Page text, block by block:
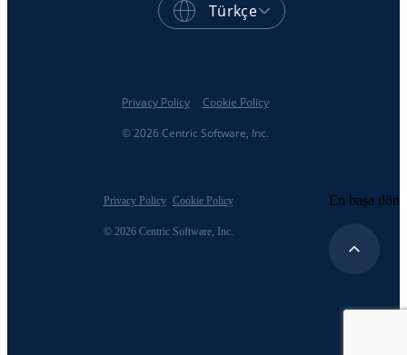
Türkçe
© 2026 Centric Software, Inc.
Privacy Policy Cookie Policy
© 2026 Centric Software, Inc.
Privacy Policy Cookie Policy En başa dön